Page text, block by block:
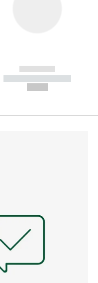
------------
----------- -----------